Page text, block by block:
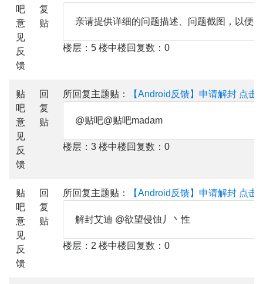
吧
意
见
反
馈
复
贴
亲请提供详细的问题描述、问题截图，以便
楼层：5 楼中楼回复数：0
贴
吧
意
见
反
馈
回
复
贴
所回复主题贴： 【Android反馈】申请解封 点击
@贴吧@贴吧madam
楼层：3 楼中楼回复数：0
贴
吧
意
见
反
馈
回
复
贴
所回复主题贴： 【Android反馈】申请解封 点击
解封艾迪 @欲望侵蚀丿丶性
楼层：2 楼中楼回复数：0